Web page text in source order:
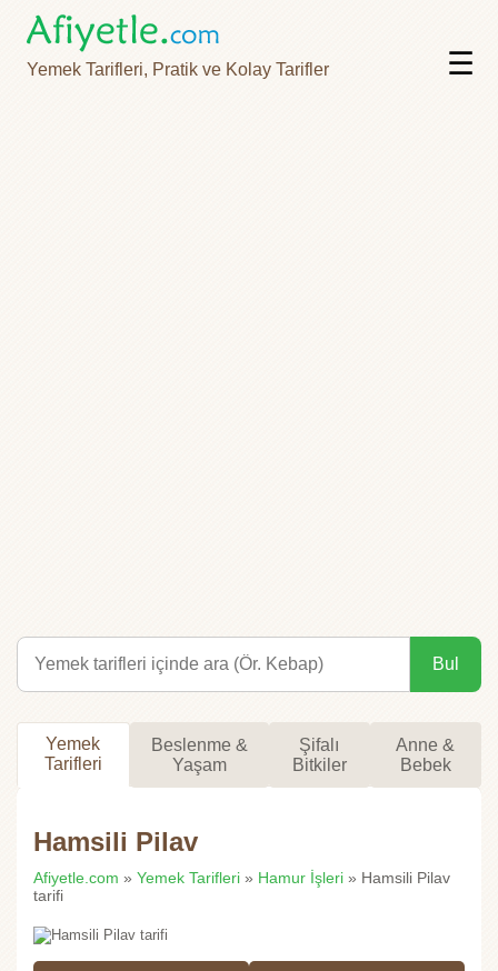
Yemek Tarifleri, Pratik ve Kolay Tarifler ☰
Bul
Yemek
Tarifleri
Beslenme &
Yaşam
Şifalı
Bitkiler
Anne &
Bebek
Hamsili Pilav
Afiyetle.com » Yemek Tarifleri » Hamur İşleri » Hamsili Pilav
tarifi